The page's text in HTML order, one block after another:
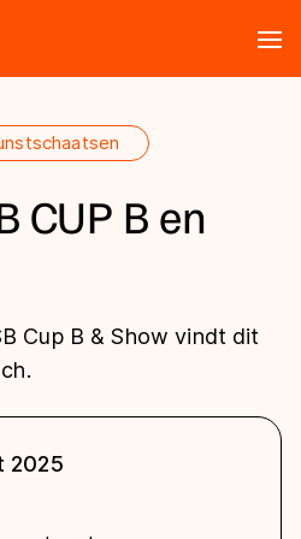
2025
CUP B en
Cup B & Show vindt dit